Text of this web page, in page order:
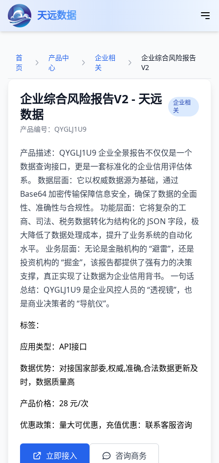
跳转到主要内容
天远数据
首
页
产品中
心
企业相
关
企业综合风险报告
V2
企业综合风险报告V2 - 天远
数据
企业相
关
产品编号：QYGLJ1U9
产品描述：QYGLJ1U9 企业全景报告不仅仅是一个
数据查询接口，更是一套标准化的企业信用评估体
系。 数据层面：它以权威数据源为基础，通过
Base64 加密传输保障信息安全，确保了数据的全面
性、准确性与合规性。 功能层面：它将复杂的工
商、司法、税务数据转化为结构化的 JSON 字段，极
大降低了数据处理成本，提升了业务系统的自动化
水平。 业务层面：无论是金融机构的 “避雷”，还是
投资机构的 “掘金”，该报告都提供了强有力的决策
支撑，真正实现了让数据为企业信用背书。 一句话
总结：QYGLJ1U9 是企业风控人员的 “透视镜”，也
是商业决策者的 “导航仪”。
标签：
应用类型：API接口
数据优势：对接国家部委,权威,准确,合法数据更新及
时，数据质量高
产品价格：28 元/次
优惠政策：量大可优惠，充值优惠：联系客服咨询
立即接入 咨询商务